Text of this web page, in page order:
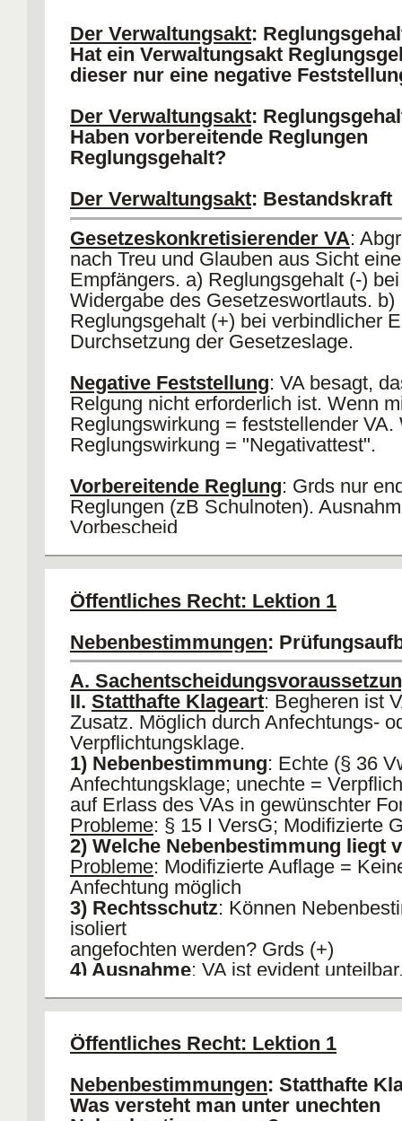
Bürger soll nur einen Klagegegner
(erlassende Behörde). Ausnahme;
stellt eigenständiges Verfahren dar (
Prüfungsbereich ).
Der Verwaltungsakt:
Hat ein Verwaltungsakt
dieser nur eine negative
Der Verwaltungsakt:
Haben vorbereitende Reglungen
Reglungsgehalt?
Der Verwaltungsakt: Bestandskraft
Was versteht man unter der
Verwaltungsaktes?
Gesetzeskonkretisierender VA:
nach Treu und Glauben aus Sicht
Empfängers. a) Reglungsgehalt (-)
Widergabe des Gesetzeswortlauts. b)
Reglungsgehalt (+) bei verbindlicher
Durchsetzung der Gesetzeslage.
Negative Feststellung: VA besagt,
Relgung nicht erforderlich ist. Wenn
Reglungswirkung = feststellender VA.
Reglungswirkung = "Negativattest".
Vorbereitende Reglung: Grds nur
Reglungen (zB Schulnoten).
Vorbescheid
Formelle Bestandskraft: Es können
Rechtsbehelfe mehr eingelegt werden
(Rechtsmittel verfristet; Verzicht auf
Alle Rechtsmittel erfolglos
Materielle Bestandskraft: Tritt mit
des VAs ein (je nach Gebiet:
Tatbestands- und
Beachte: Bestandskraft durch
oder Aufhebung durchbrechbar.
Öffentliches Recht: Lektion 1
Nebenbestimmungen:
A.
II. Statthafte Klageart: Begheren ist
Zusatz. Möglich durch Anfechtungs-
Verpflichtungsklage.
1) Nebenbestimmung: Echte (§ 36
Anfechtungsklage; unechte =
auf Erlass des VAs in gewünschter
Probleme: § 15 I VersG; Modifizierte
2) Welche Nebenbestimmung liegt
Probleme: Modifizierte Auflage =
Anfechtung möglich
3) Rechtsschutz: Können
isoliert
angefochten werden? Grds (+)
4) Ausnahme: VA ist evident
B. Begründetheit: Klage begründet,
VA ohne
Nebenbestimmung rechtmäßig und
Nebenbestimmung rechtwidrig ist.
I.Materielle Teilbarkeit des VAs: VA
II.RWK Nebenbestimmung: RGL/
Öffentliches Recht: Lektion 1
Nebenbestimmungen: Statthafte
Was versteht man unter unechten